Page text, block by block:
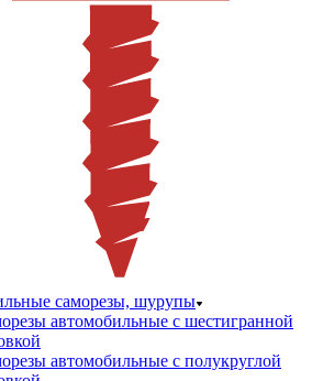
саморезы, шурупы
автомобильные с шестигранной
автомобильные с полукруглой